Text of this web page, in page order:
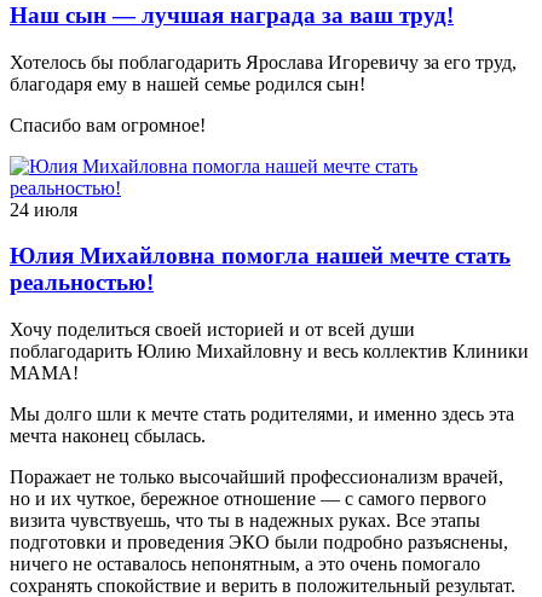
Наш сын — лучшая награда за ваш труд!
Хотелось бы поблагодарить Ярослава Игоревичу за его труд,
благодаря ему в нашей семье родился сын!
Спасибо вам огромное!
24 июля
Юлия Михайловна помогла нашей мечте стать
реальностью!
Хочу поделиться своей историей и от всей души
поблагодарить Юлию Михайловну и весь коллектив Клиники
МАМА!
Мы долго шли к мечте стать родителями, и именно здесь эта
мечта наконец сбылась.
Поражает не только высочайший профессионализм врачей,
но и их чуткое, бережное отношение — с самого первого
визита чувствуешь, что ты в надежных руках. Все этапы
подготовки и проведения ЭКО были подробно разъяснены,
ничего не оставалось непонятным, а это очень помогало
сохранять спокойствие и верить в положительный результат.